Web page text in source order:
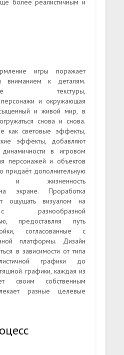
более реалистичным и
игры поражает
вниманием к деталям.
текстуры,
персонажи и окружающая
и живой мир, в
снова и снова.
как световые эффекты,
эффекты, добавляют
в игровом
персонажей и объектов
придаёт дополнительную
и жизненность
экране. Проработка
ощущать визуалом на
предоставляя путь
согласованные с
платформы. Дизайн
в зависимости от типа
графики до
графики, каждая из
своим собственным
разные целевые